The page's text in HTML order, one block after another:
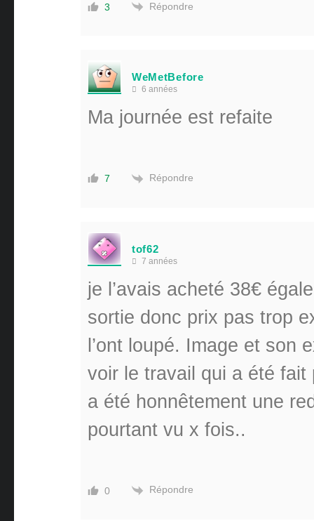
3 Répondre
WeMetBefore
6 années
Ma journée est refaite
7 Répondre
tof62
7 années
je l’avais acheté 38€
sortie donc prix pas trop
l’ont loupé. Image et son
voir le travail qui a été
a été honnêtement une
pourtant vu x fois..
0 Répondre